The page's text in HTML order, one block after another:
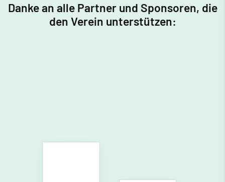
Danke an alle Partner und Sponsoren, die
den Verein unterstützen: